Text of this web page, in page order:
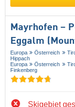
Mayrhofen –
Eggalm
Europa Österreich
Hippach
Europa
Österreich
Finkenberg
Skigebiet